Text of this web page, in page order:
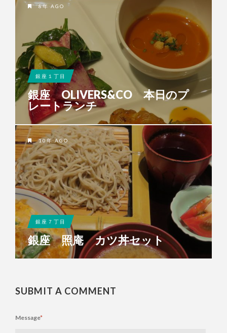
8年 AGO
銀座１丁目
銀座 OLIVERS&CO 本日のプ
レートランチ
10年 AGO
銀座７丁目
銀座 照庵 カツ丼セット
SUBMIT A COMMENT
Message*